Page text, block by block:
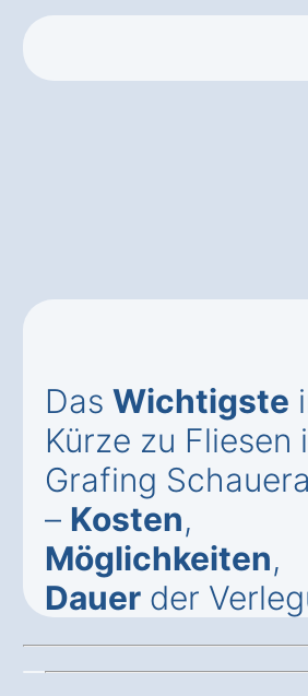
Das Wichtigste
Kürze zu Fliesen
Grafing
– Kosten,
Möglichkeiten,
Dauer der